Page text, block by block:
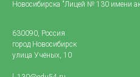
Новосибирска "Лицей № 130 имени
630090, Россия
город Новосибирск
улица Учёных, 10